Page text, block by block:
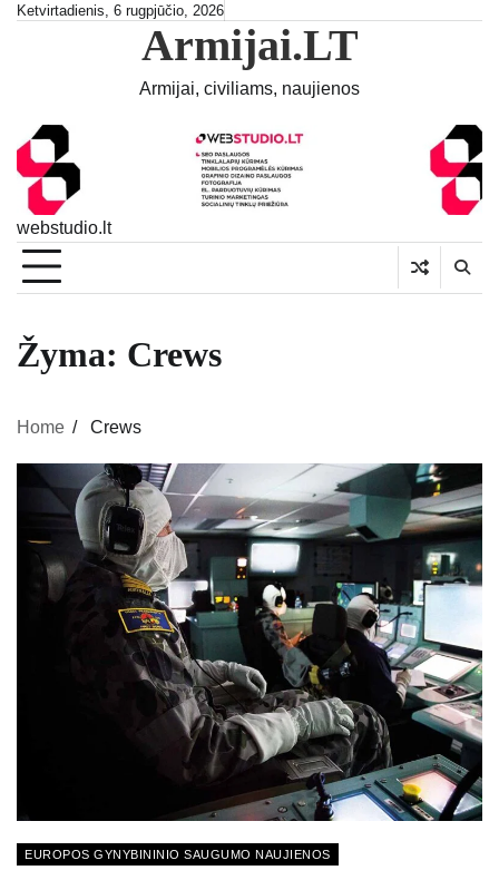
SkipKetvirtadienis, 6 rugpjūčio, 2026
Armijai.LT
Armijai, civiliams, naujienos
webstudio.lt
Žyma: Crews
Home Crews
EUROPOS GYNYBININIO SAUGUMO NAUJIENOS